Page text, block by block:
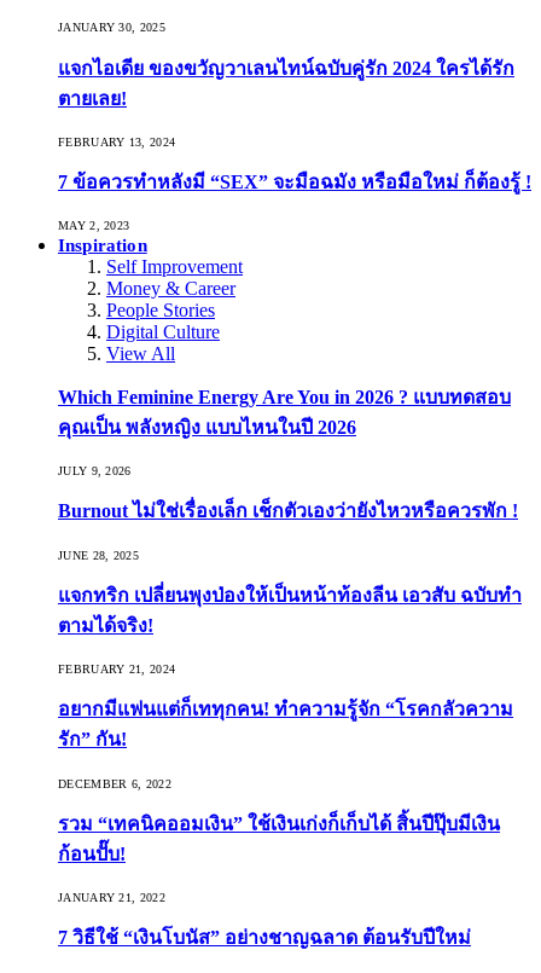
JANUARY 30, 2025
แจกไอเดีย ของขวัญวาเลนไทน์ฉบับคู่รัก 2024 ใครได้รัก
ตายเลย!
FEBRUARY 13, 2024
7 ข้อควรทำหลังมี “SEX” จะมือฉมัง หรือมือใหม่ ก็ต้องรู้ !
MAY 2, 2023
Inspiration
Self Improvement
Money & Career
People Stories
Digital Culture
View All
Which Feminine Energy Are You in 2026 ? แบบทดสอบ
คุณเป็น พลังหญิง แบบไหนในปี 2026
JULY 9, 2026
Burnout ไม่ใช่เรื่องเล็ก เช็กตัวเองว่ายังไหวหรือควรพัก !
JUNE 28, 2025
แจกทริก เปลี่ยนพุงป่องให้เป็นหน้าท้องลีน เอวสับ ฉบับทำ
ตามได้จริง!
FEBRUARY 21, 2024
อยากมีแฟนแต่ก็เททุกคน! ทำความรู้จัก “โรคกลัวความ
รัก” กัน!
DECEMBER 6, 2022
รวม “เทคนิคออมเงิน” ใช้เงินเก่งก็เก็บได้ สิ้นปีปุ๊บมีเงิน
ก้อนปั๊บ!
JANUARY 21, 2022
7 วิธีใช้ “เงินโบนัส” อย่างชาญฉลาด ต้อนรับปีใหม่